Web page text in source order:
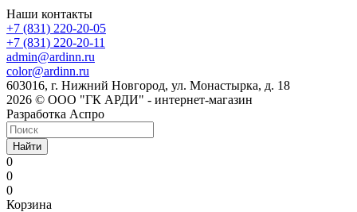
Наши контакты
+7 (831) 220-20-05
+7 (831) 220-20-11
admin@ardinn.ru
color@ardinn.ru
603016, г. Нижний Новгород, ул. Монастырка, д. 18
2026 © ООО "ГК АРДИ" - интернет-магазин
Разработка Аспро
Найти
0
0
0
Корзина